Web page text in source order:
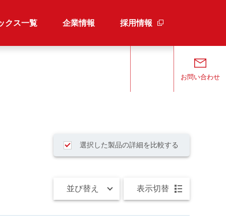
クス一覧 企業情報 採用情報
お問い合わせ
選択した製品の詳細を比較する
並び替え 表示切替